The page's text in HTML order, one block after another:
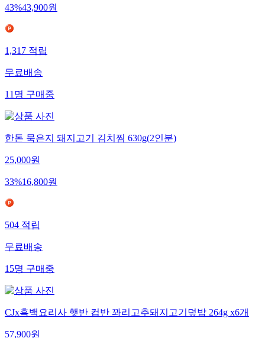
43%43,900원
1,317적립
무료배송
11명구매중
한돈 묵은지 돼지고기 김치찜 630g(2인분)
25,000원
33%16,800원
504적립
무료배송
15명구매중
CJx흑백요리사 햇반 컵반 꽈리고추돼지고기덮밥 264g x6개
57,900원